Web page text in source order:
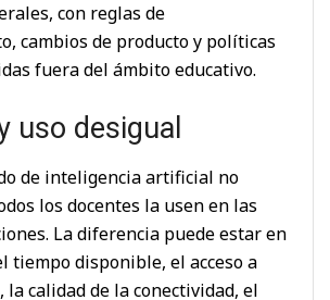
con reglas de
cambios de producto y políticas
fuera del ámbito educativo.
uso desigual
de inteligencia artificial no
los docentes la usen en las
La diferencia puede estar en
tiempo disponible, el acceso a
la calidad de la conectividad, el